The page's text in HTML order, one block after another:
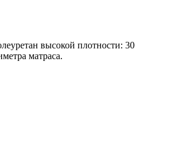
высокой плотности: 30
матраса.